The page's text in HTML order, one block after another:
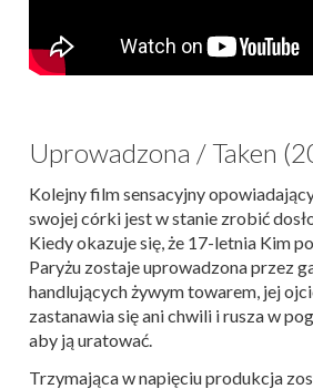
Uprowadzona / Taken
Kolejny film sensacyjny
swojej córki jest w stanie zrobić
Kiedy okazuje się, że 17-letnia Kim
Paryżu zostaje uprowadzona przez
handlujących żywym towarem, jej
zastanawia się ani chwili i rusza w
aby ją uratować.
Trzymająca w napięciu produkcja